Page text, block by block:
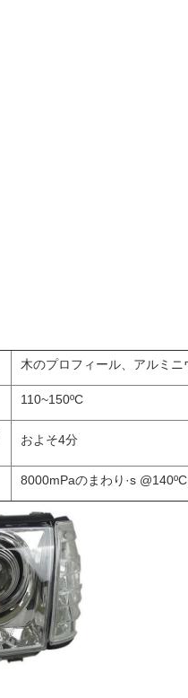
木のプロフィール、アルミ
110~150ºC
およそ4分
8000mPaのまわり·s @140ºC